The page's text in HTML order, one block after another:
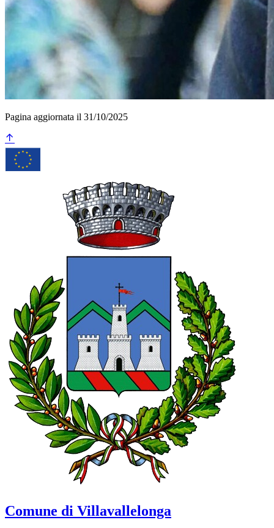
Pagina aggiornata il 31/10/2025
Comune di Villavallelonga